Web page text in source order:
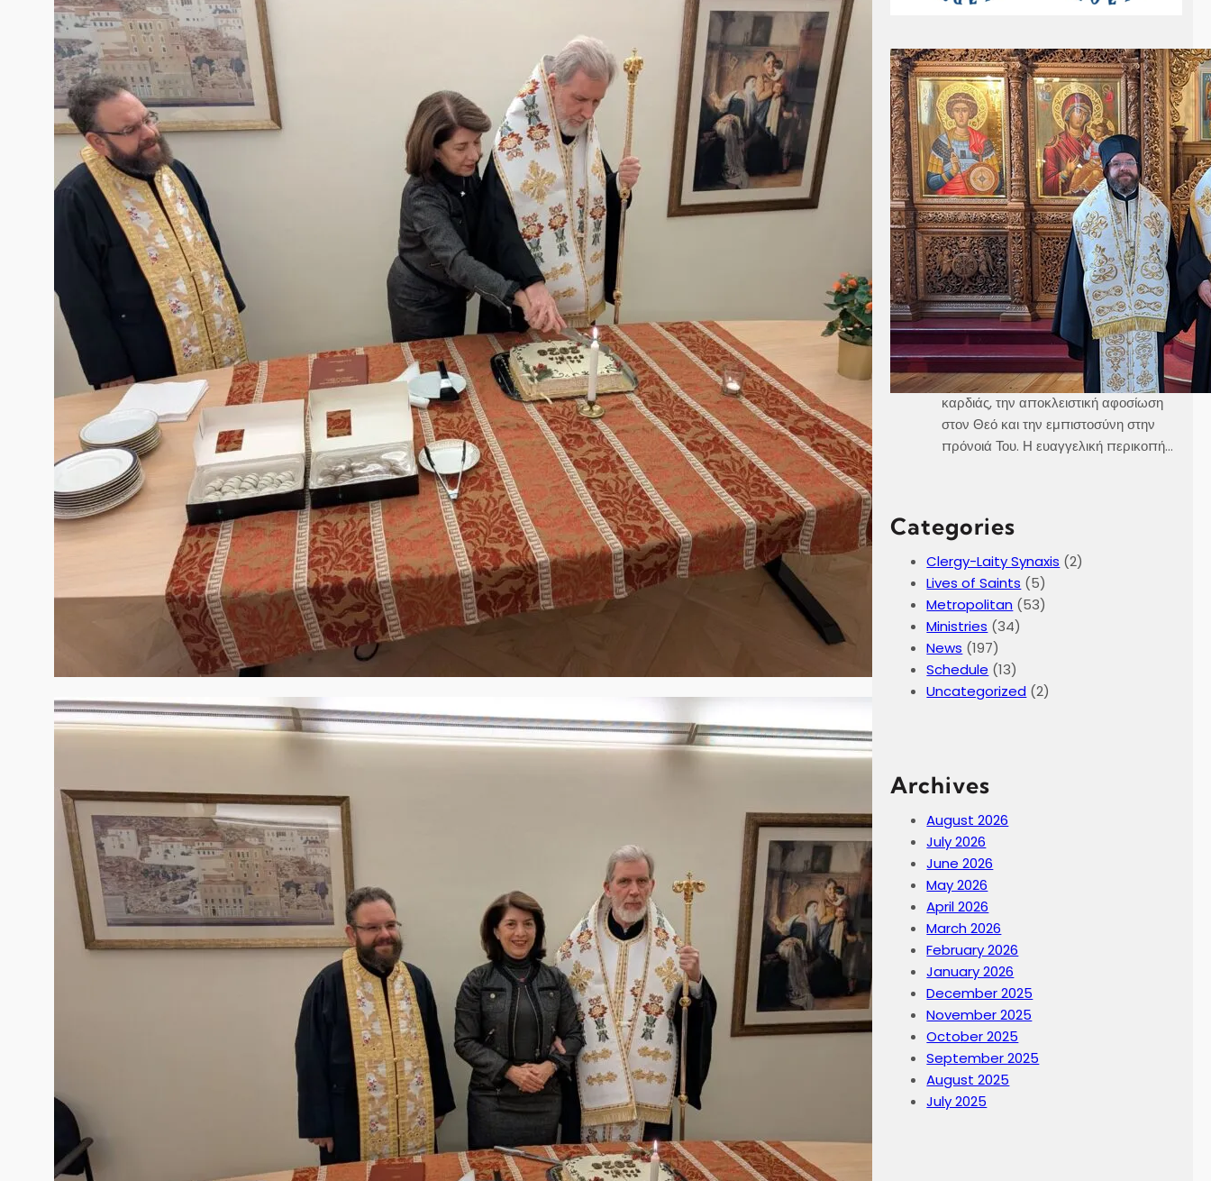
Σεβ. Μητροπολίτου Σουηδίας
κ. Κλεόπα Ομιλία στην
Κυριακή Γ´ Ματθαίου
Καθεδρικός Ναός Αγίου Γεωργίου
Στοκχόλμης Κυριακή, 21 Ιουνίου 2026
Θεοφιλέστατε Άγιε Ελαίας κ.
Βαρθολομαίε,Αιδεσιμολογιώτατε π.
Γεώργιε,Μουσικολογιώτατοι,Αγαπητοί
εν Χριστώ Αδελφοί,Αγαπημένα μας
παιδιά, Στο σημερινό Ευαγγέλιο, ο
Χριστός μάς αποκαλύπτει τρεις
μεγάλες αλήθειες της πνευματικής
ζωής, την καθαρότητα του νου και της
καρδιάς, την αποκλειστική αφοσίωση
στον Θεό και την εμπιστοσύνη στην
πρόνοιά Του. Η ευαγγελική περικοπή…
Categories
Clergy-Laity Synaxis (2)
Lives of Saints (5)
Metropolitan (53)
Ministries (34)
News (197)
Schedule (13)
Uncategorized (2)
Archives
August 2026
July 2026
June 2026
May 2026
April 2026
March 2026
February 2026
January 2026
December 2025
November 2025
October 2025
September 2025
August 2025
July 2025